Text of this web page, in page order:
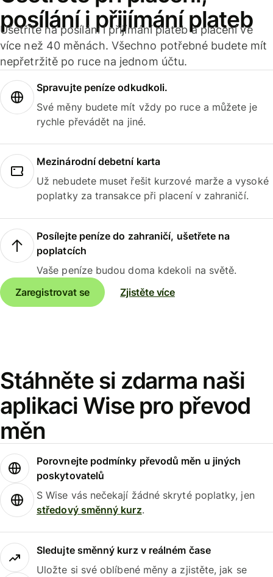
posílání i přijímání plateb
Ušetříte na posílání i přijímání plateb a placení ve
více než 40 měnách. Všechno potřebné budete mít
nepřetržitě po ruce na jednom účtu.
Spravujte peníze odkudkoli.
Své měny budete mít vždy po ruce a můžete je
rychle převádět na jiné.
Mezinárodní debetní karta
Už nebudete muset řešit kurzové marže a vysoké
poplatky za transakce při placení v zahraničí.
Posílejte peníze do zahraničí, ušetřete na
poplatcích
Vaše peníze budou doma kdekoli na světě.
Zaregistrovat se
Zjistěte více
Stáhněte si zdarma naši
aplikaci Wise pro převod
měn
Porovnejte podmínky převodů měn u jiných
poskytovatelů
S Wise vás nečekají žádné skryté poplatky, jen
středový směnný kurz.
Sledujte směnný kurz v reálném čase
Uložte si své oblíbené měny a zjistěte, jak se